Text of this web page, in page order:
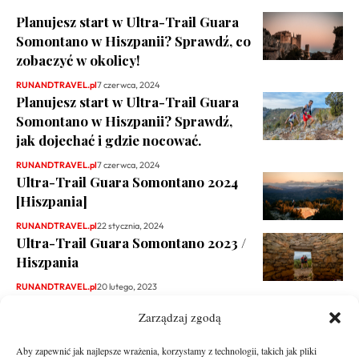
Zarządzaj zgodą
Aby zapewnić jak najlepsze wrażenia, korzystamy z technologii, takich jak pliki
Planujesz start w Ultra-Trail Guara
Somontano w Hiszpanii? Sprawdź, co
zobaczyć w okolicy!
RUNANDTRAVEL.pl7 czerwca, 2024
Planujesz start w Ultra-Trail Guara
Somontano w Hiszpanii? Sprawdź,
jak dojechać i gdzie nocować.
RUNANDTRAVEL.pl7 czerwca, 2024
Ultra-Trail Guara Somontano 2024
[Hiszpania]
RUNANDTRAVEL.pl22 stycznia, 2024
Ultra-Trail Guara Somontano 2023 /
Hiszpania
RUNANDTRAVEL.pl20 lutego, 2023